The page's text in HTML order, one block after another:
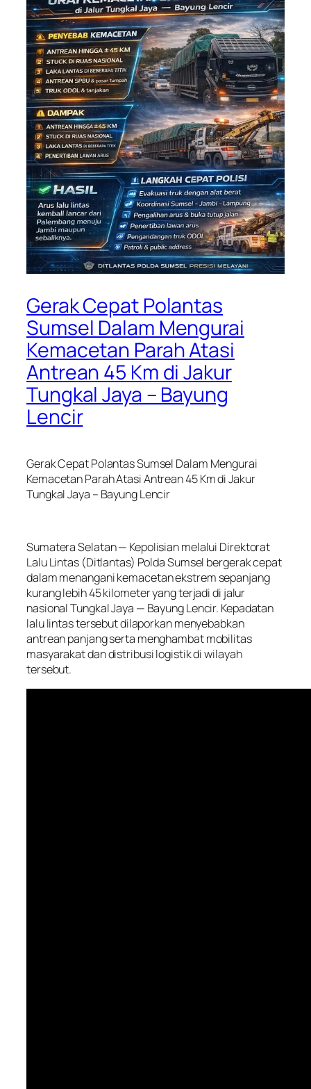
Gerak Cepat Polantas
Sumsel Dalam Mengurai
Kemacetan Parah Atasi
Antrean 45 Km di Jakur
Tungkal Jaya – Bayung
Lencir
Gerak Cepat Polantas Sumsel Dalam Mengurai
Kemacetan Parah Atasi Antrean 45 Km di Jakur
Tungkal Jaya – Bayung Lencir
Sumatera Selatan — Kepolisian melalui Direktorat
Lalu Lintas (Ditlantas) Polda Sumsel bergerak cepat
dalam menangani kemacetan ekstrem sepanjang
kurang lebih 45 kilometer yang terjadi di jalur
nasional Tungkal Jaya — Bayung Lencir. Kepadatan
lalu lintas tersebut dilaporkan menyebabkan
antrean panjang serta menghambat mobilitas
masyarakat dan distribusi logistik di wilayah
tersebut.